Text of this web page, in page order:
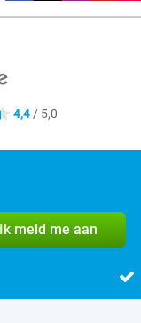
4,4 / 5,0
Ik meld me aan